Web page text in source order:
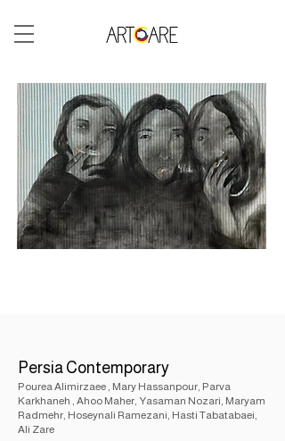
Persia Contemporary
Pourea Alimirzaee , Mary Hassanpour, Parva
Karkhaneh , Ahoo Maher, Yasaman Nozari, Maryam
Radmehr, Hoseynali Ramezani, Hasti Tabatabaei,
Ali Zare